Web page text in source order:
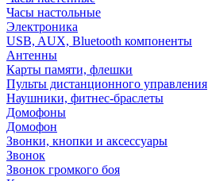
Часы настольные
Электроника
USB, AUX, Bluetooth компоненты
Антенны
Карты памяти, флешки
Пульты дистанционного управления
Наушники, фитнес-браслеты
Домофоны
Домофон
Звонки, кнопки и аксессуары
Звонок
Звонок громкого боя